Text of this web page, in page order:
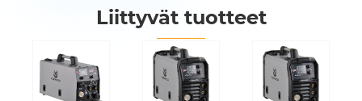
Liittyvät tuotteet